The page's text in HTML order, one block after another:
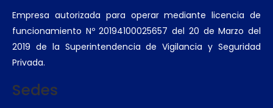
Empresa autorizada para operar mediante licencia de
funcionamiento Nº 20194100025657 del 20 de Marzo del
2019 de la Superintendencia de Vigilancia y Seguridad
Privada.
Sedes